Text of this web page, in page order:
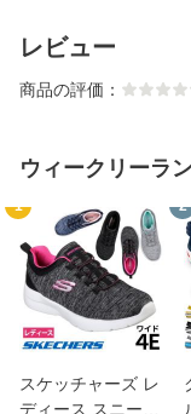
レビュー
商品の評価：
ウィークリーラ
1
スケッチャーズ レ
ディース スニーカ
2